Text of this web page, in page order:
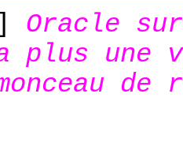
Oracle
plus
de